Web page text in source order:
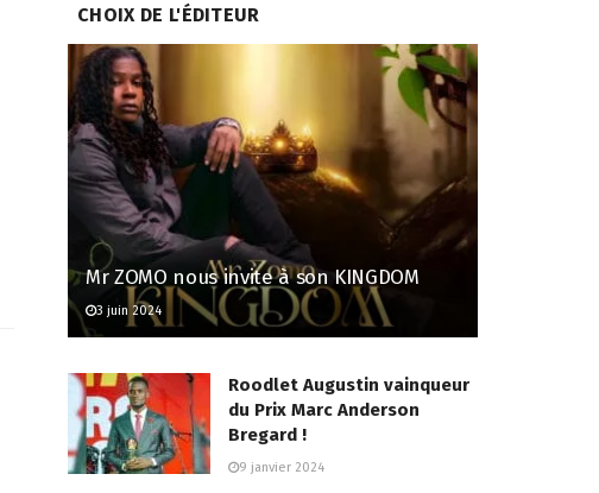
CHOIX DE L'ÉDITEUR
Mr ZOMO nous invite à son KINGDOM
3 juin 2024
Roodlet Augustin vainqueur
du Prix Marc Anderson
Bregard !
9 janvier 2024